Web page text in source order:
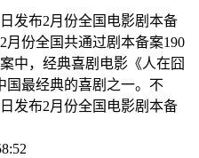
发布2月份全国电影剧本备
月份全国共通过剧本备案190
中，经典喜剧电影《人在囧
国最经典的喜剧之一。不
发布2月份全国电影剧本备